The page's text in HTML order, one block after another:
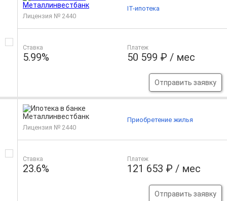
Лицензия № 2440
Ставка
5.99%
Платеж
50 599 ₽ / мес
Отправить заявку
IT-ипотека
Лицензия № 2440
Ставка
23.6%
Платеж
121 653 ₽ / мес
Отправить заявку
Приобретение жилья